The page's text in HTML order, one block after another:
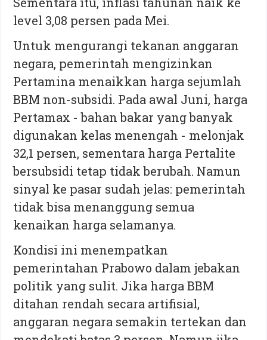
level 3,08 persen pada Mei.
Untuk mengurangi tekanan anggaran
negara, pemerintah mengizinkan
Pertamina menaikkan harga sejumlah
BBM non-subsidi. Pada awal Juni, harga
Pertamax - bahan bakar yang banyak
digunakan kelas menengah - melonjak
32,1 persen, sementara harga Pertalite
bersubsidi tetap tidak berubah. Namun
sinyal ke pasar sudah jelas: pemerintah
tidak bisa menanggung semua
kenaikan harga selamanya.
Kondisi ini menempatkan
pemerintahan Prabowo dalam jebakan
politik yang sulit. Jika harga BBM
ditahan rendah secara artifisial,
anggaran negara semakin tertekan dan